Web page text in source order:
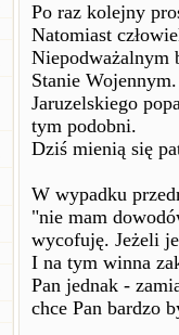
Po raz kolejny
Natomiast
Niepodważalnym
Stanie
Jaruzelskiego
tym podobni.
Dziś mienią się
W wypadku
"nie mam
wycofuję. Jeżeli
I na tym winna
Pan jednak -
chce Pan bardzo